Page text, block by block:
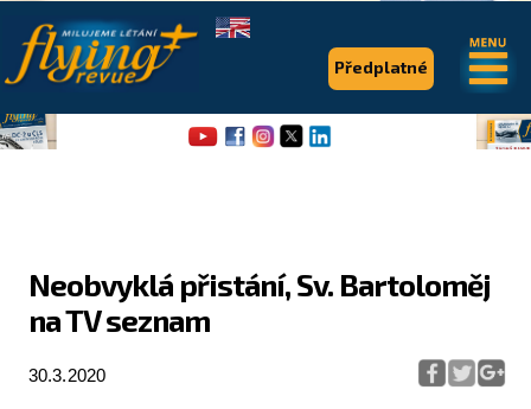
Neobvyklá přistání, Sv. Bartoloměj
na TV seznam
30.3.2020
Předplatné
.